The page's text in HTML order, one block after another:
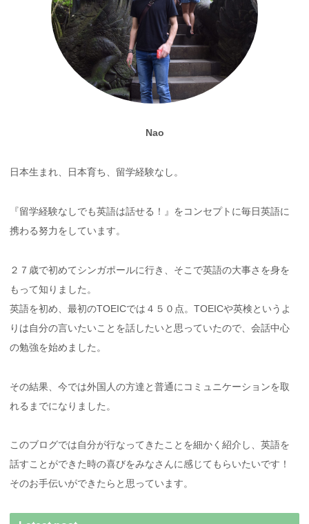
Nao
日本生まれ、日本育ち、留学経験なし。
『留学経験なしでも英語は話せる！』をコンセプトに毎日英語に
携わる努力をしています。
２７歳で初めてシンガポールに行き、そこで英語の大事さを身を
もって知りました。
英語を初め、最初のTOEICでは４５０点。TOEICや英検というよ
りは自分の言いたいことを話したいと思っていたので、会話中心
の勉強を始めました。
その結果、今では外国人の方達と普通にコミュニケーションを取
れるまでになりました。
このブログでは自分が行なってきたことを細かく紹介し、英語を
話すことができた時の喜びをみなさんに感じてもらいたいです！
そのお手伝いができたらと思っています。